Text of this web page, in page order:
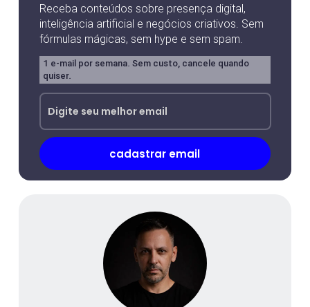
Receba conteúdos sobre presença digital,
inteligência artificial e negócios criativos. Sem
fórmulas mágicas, sem hype e sem spam.
1 e-mail por semana. Sem custo, cancele quando
quiser.